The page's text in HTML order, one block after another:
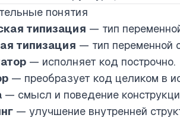
понятия
типизация — тип
типизация — тип переменной
— исполняет код построчно.
— преобразует код целиком в
— смысл и поведение
— улучшение внутренней